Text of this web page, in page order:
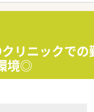
いただける薬剤師を募
クを大切にする方を歓
ぼうとする意欲がある
た医療サービスを提供
など高度な在宅医療も
学会参加費用の補助を
リニックで
境◎